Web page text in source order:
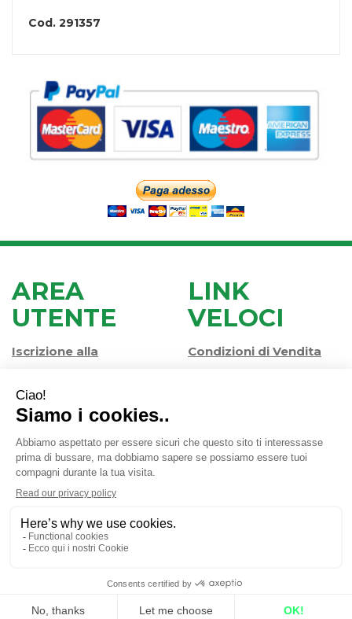
Cod. 291357
AREA
UTENTE
Iscrizione alla
Contatti
Informativa Privacy
LINK
VELOCI
Condizioni di Vendita
Valli di Chioggia (VE)
info@farmaciaiaccheri.it
04025840275 | Numero R.E.A.: VE-358876
Web DesignFulcri srl